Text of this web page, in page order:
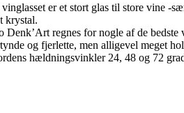
er et stort glas til store vine -
krystal.
Denk’Art regnes for nogle af de bedste
og fjerlette, men alligevel meget
hældningsvinkler 24, 48 og 72